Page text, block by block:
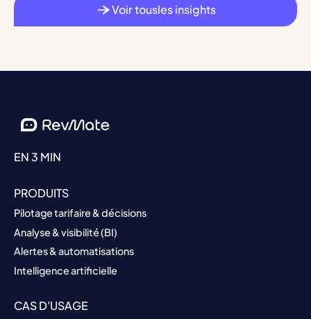
Voir tousles insights
EN 3 MIN
PRODUITS
Pilotage tarifaire & décisions
Analyse & visibilité (BI)
Alertes & automatisations
Intelligence artificielle
CAS D'USAGE